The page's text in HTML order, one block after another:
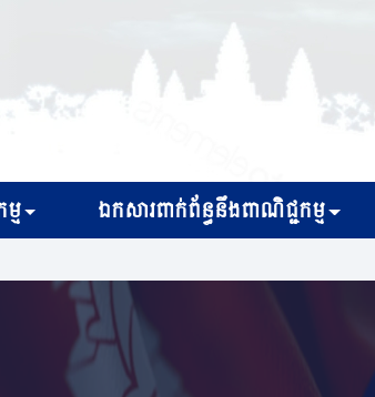
ម ឯកសារពាក់ព័ន្ធនឹងពាណិជ្ជកម្ម